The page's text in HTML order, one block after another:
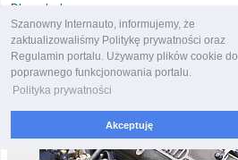
Szanowny Internauto, informujemy, że
zaktualizowaliśmy Politykę prywatności oraz
Regulamin portalu. Używamy plików cookie do
poprawnego funkcjonowania portalu.
Polityka prywatności
Akceptuję
Dla malucha
motoryzacja